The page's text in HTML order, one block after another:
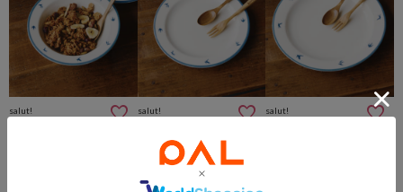
salut!
salut!
salut!